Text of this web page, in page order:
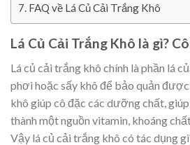
FAQ về Lá Củ Cải Trắng Khô
Lá Củ Cải Trắng Khô là gì?
Lá củ cải trắng khô chính là phần lá
phơi hoặc sấy khô để bảo quản
khô giúp cô đặc các dưỡng chất,
thành một nguồn vitamin, khoáng
Vậy lá củ cải trắng khô có tác dụng